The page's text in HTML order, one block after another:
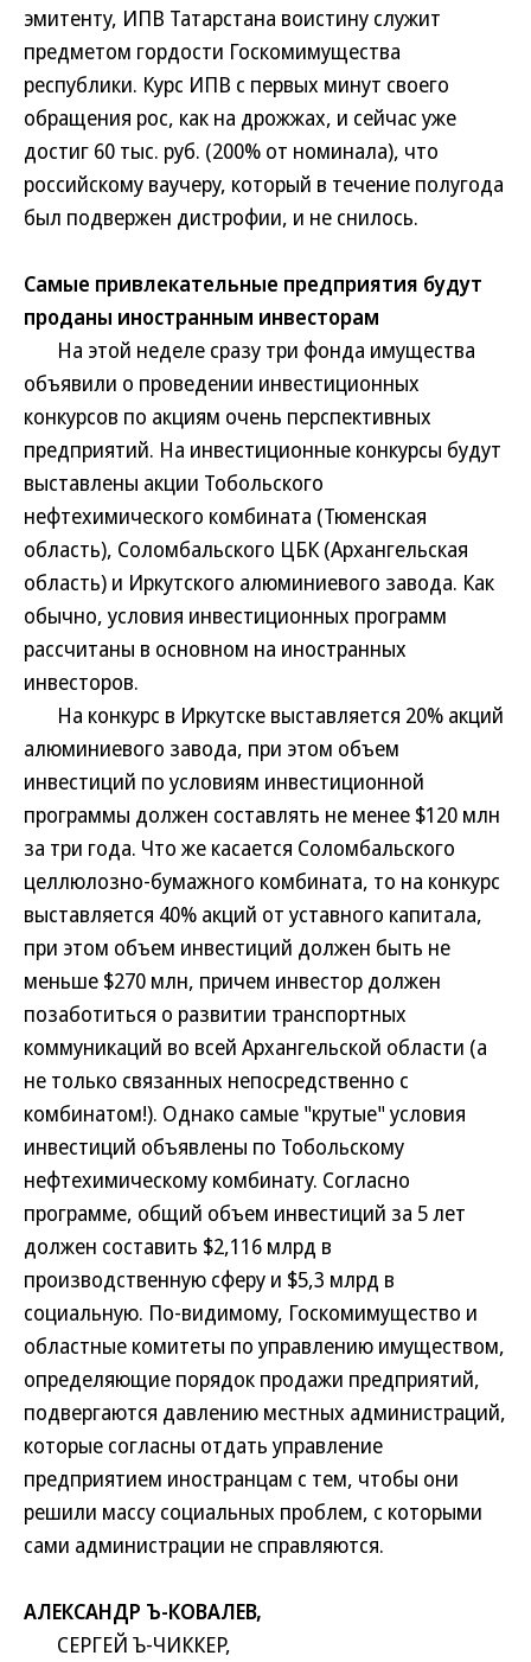
эмитенту, ИПВ Татарстана воистину служит
предметом гордости Госкомимущества
республики. Курс ИПВ с первых минут своего
обращения рос, как на дрожжах, и сейчас уже
достиг 60 тыс. руб. (200% от номинала), что
российскому ваучеру, который в течение полугода
был подвержен дистрофии, и не снилось.
Самые привлекательные предприятия будут
проданы иностранным инвесторам
На этой неделе сразу три фонда имущества
объявили о проведении инвестиционных
конкурсов по акциям очень перспективных
предприятий. На инвестиционные конкурсы будут
выставлены акции Тобольского
нефтехимического комбината (Тюменская
область), Соломбальского ЦБК (Архангельская
область) и Иркутского алюминиевого завода. Как
обычно, условия инвестиционных программ
рассчитаны в основном на иностранных
инвесторов.
На конкурс в Иркутске выставляется 20% акций
алюминиевого завода, при этом объем
инвестиций по условиям инвестиционной
программы должен составлять не менее $120 млн
за три года. Что же касается Соломбальского
целлюлозно-бумажного комбината, то на конкурс
выставляется 40% акций от уставного капитала,
при этом объем инвестиций должен быть не
меньше $270 млн, причем инвестор должен
позаботиться о развитии транспортных
коммуникаций во всей Архангельской области (а
не только связанных непосредственно с
комбинатом!). Однако самые "крутые" условия
инвестиций объявлены по Тобольскому
нефтехимическому комбинату. Согласно
программе, общий объем инвестиций за 5 лет
должен составить $2,116 млрд в
производственную сферу и $5,3 млрд в
социальную. По-видимому, Госкомимущество и
областные комитеты по управлению имуществом,
определяющие порядок продажи предприятий,
подвергаются давлению местных администраций,
которые согласны отдать управление
предприятием иностранцам с тем, чтобы они
решили массу социальных проблем, с которыми
сами администрации не справляются.
АЛЕКСАНДР Ъ-КОВАЛЕВ,
СЕРГЕЙ Ъ-ЧИККЕР,